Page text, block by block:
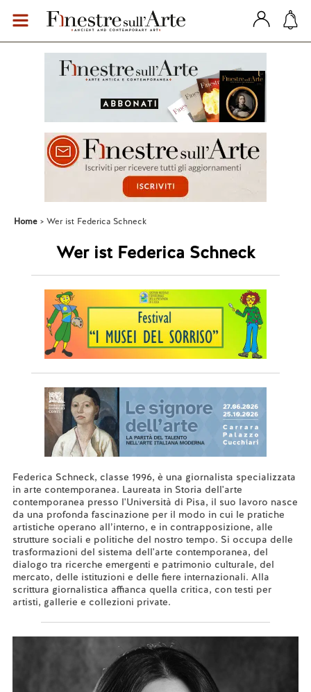
Home Wer ist Federica Schneck
Wer ist Federica Schneck
Federica Schneck, classe 1996, è una giornalista specializzata
in arte contemporanea. Laureata in Storia dell'arte
contemporanea presso l'Università di Pisa, il suo lavoro nasce
da una profonda fascinazione per il modo in cui le pratiche
artistiche operano all’interno, e in contrapposizione, alle
strutture sociali e politiche del nostro tempo. Si occupa delle
trasformazioni del sistema dell'arte contemporanea, del
dialogo tra ricerche emergenti e patrimonio culturale, del
mercato, delle istituzioni e delle fiere internazionali. Alla
scrittura giornalistica affianca quella critica, con testi per
artisti, gallerie e collezioni private.